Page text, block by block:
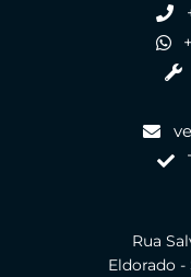
Rua
Eldorado -